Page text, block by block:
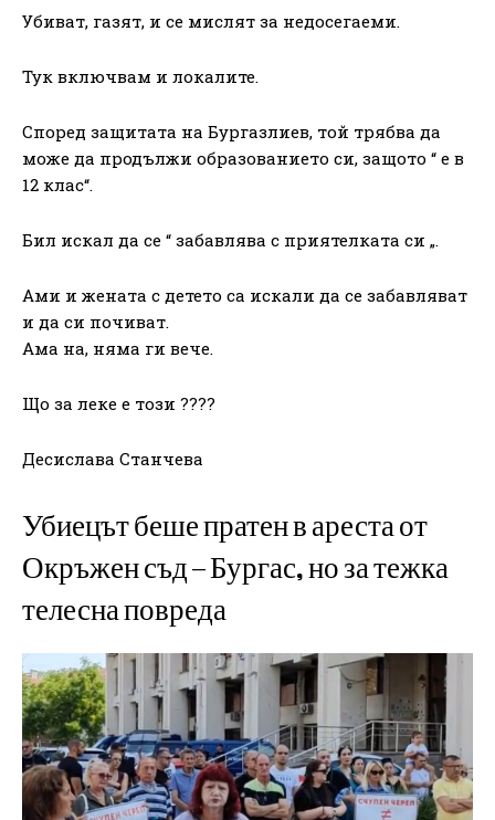
Убиват, газят, и се мислят за недосегаеми.
Тук включвам и локалите.
Според защитата на Бургазлиев, той трябва да
може да продължи образованието си, защото “ е в
12 клас“.
Бил искал да се “ забавлява с приятелката си „.
Ами и жената с детето са искали да се забавляват
и да си почиват.
Ама на, няма ги вече.
Що за леке е този ????
Десислава Станчева
Убиецът беше пратен в ареста от
Окръжен съд – Бургас, но за тежка
телесна повреда